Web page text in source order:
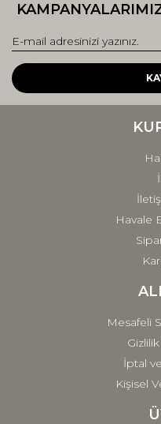
Görüş ve önerileriniz için
Ürün resmi kalitesiz,
Ürün açıklamasında
Ürün fiyatı diğer
Havale
Mesafeli
İptal
Kişisel